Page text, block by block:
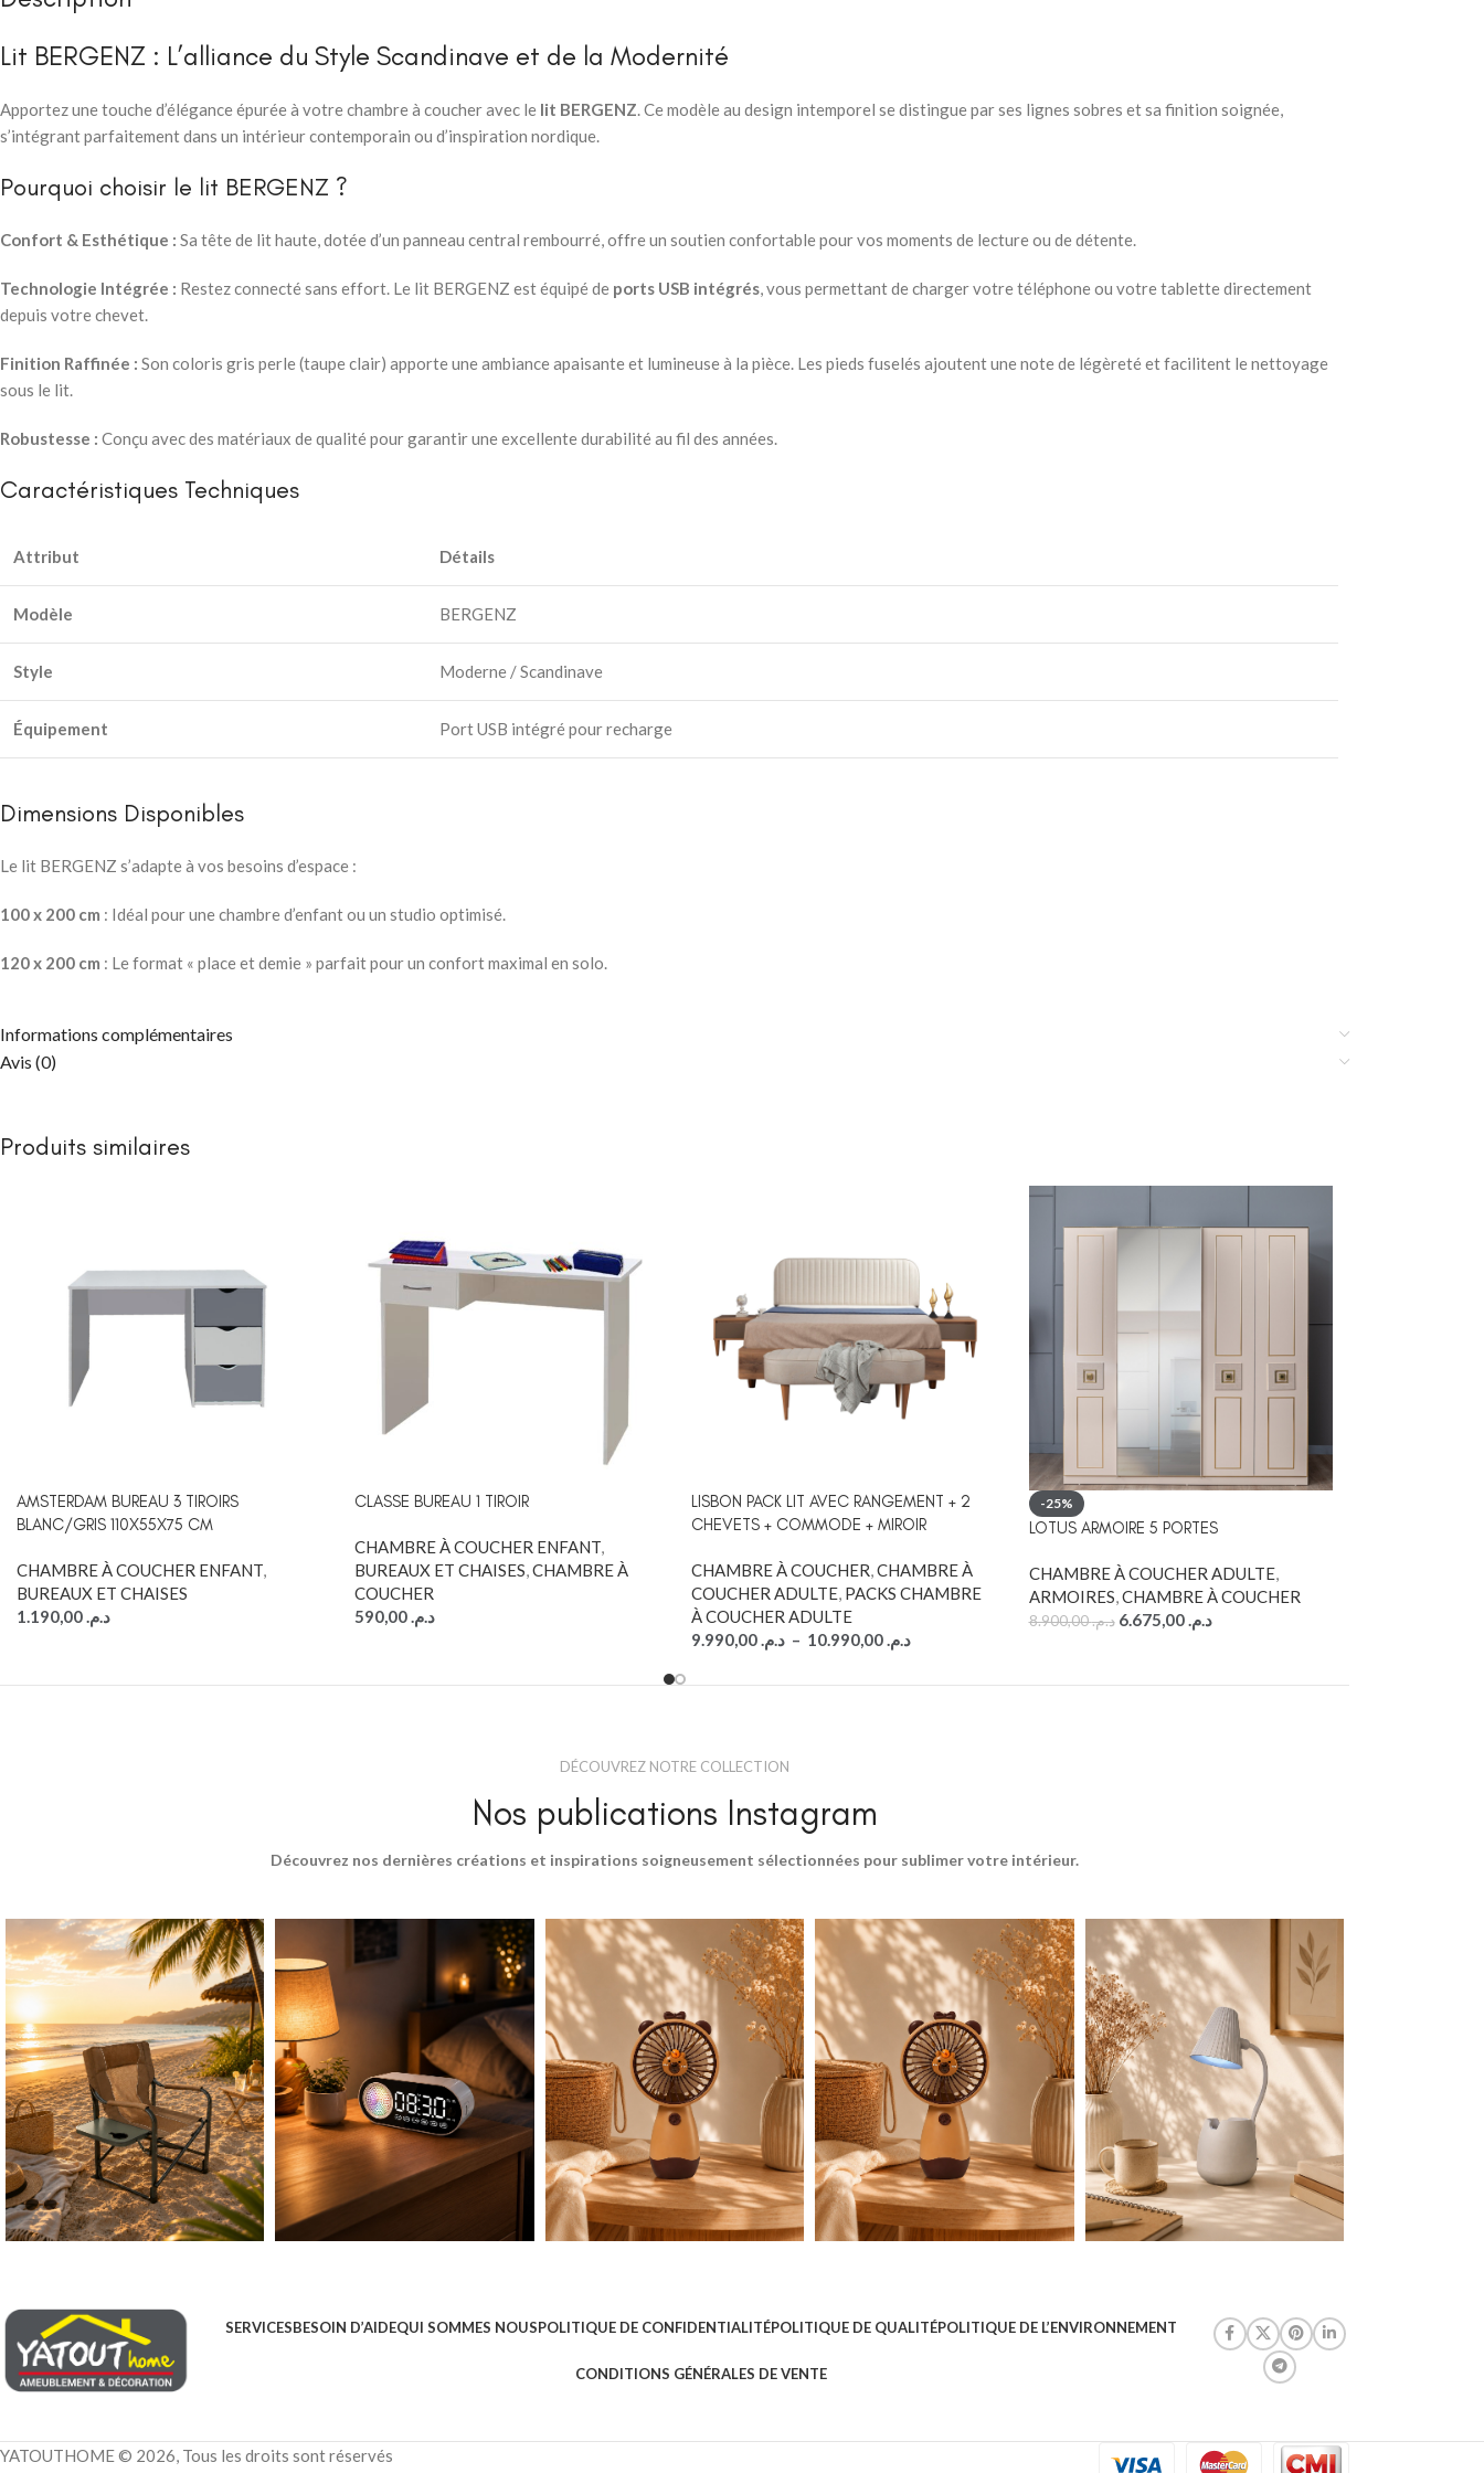
Lit BERGENZ : L’alliance du Style Scandinave et de la Modernité
Apportez une touche d’élégance épurée à votre chambre à coucher avec le lit BERGENZ. Ce modèle au design intemporel se distingue par ses lignes sobres et sa finition soignée,
s’intégrant parfaitement dans un intérieur contemporain ou d’inspiration nordique.
Pourquoi choisir le lit BERGENZ ?
Confort & Esthétique : Sa tête de lit haute, dotée d’un panneau central rembourré, offre un soutien confortable pour vos moments de lecture ou de détente.
Technologie Intégrée : Restez connecté sans effort. Le lit BERGENZ est équipé de ports USB intégrés, vous permettant de charger votre téléphone ou votre tablette directement
depuis votre chevet.
Finition Raffinée : Son coloris gris perle (taupe clair) apporte une ambiance apaisante et lumineuse à la pièce. Les pieds fuselés ajoutent une note de légèreté et facilitent le nettoyage
sous le lit.
Robustesse : Conçu avec des matériaux de qualité pour garantir une excellente durabilité au fil des années.
Caractéristiques Techniques
Attribut Détails
Modèle BERGENZ
Style Moderne / Scandinave
Équipement Port USB intégré pour recharge
Dimensions Disponibles
Le lit BERGENZ s’adapte à vos besoins d’espace :
100 x 200 cm : Idéal pour une chambre d’enfant ou un studio optimisé.
120 x 200 cm : Le format « place et demie » parfait pour un confort maximal en solo.
Informations complémentaires
Avis (0)
Produits similaires
AMSTERDAM BUREAU 3 TIROIRS
BLANC/GRIS 110X55X75 CM
CHAMBRE À COUCHER ENFANT
BUREAUX ET CHAISES
د.م.
CLASSE BUREAU 1 TIROIR
CHAMBRE À COUCHER ENFANT,
BUREAUX ET CHAISES CHAMBRE À
COUCHER
د.م. 590,00
LISBON PACK LIT AVEC RANGEMENT + 2
CHEVETS + COMMODE + MIROIR
CHAMBRE À COUCHER CHAMBRE À
COUCHER ADULTE PACKS CHAMBRE
À COUCHER ADULTE
د.م. – د.م.
-25%
LOTUS ARMOIRE 5 PORTES
CHAMBRE À COUCHER ADULTE,
ARMOIRES CHAMBRE À COUCHER
د.م.8.900,00 د.م. 6.675,00
DÉCOUVREZ NOTRE COLLECTION
Nos publications Instagram
Découvrez nos dernières créations et inspirations soigneusement sélectionnées pour sublimer votre intérieur.
SERVICESBESOIN D’AIDEQUI SOMMES NOUSPOLITIQUE DE CONFIDENTIALITÉPOLITIQUE DE QUALITÉPOLITIQUE DE L’ENVIRONNEMENT
CONDITIONS GÉNÉRALES DE VENTE
YATOUTHOME © 2026, Tous les droits sont réservés